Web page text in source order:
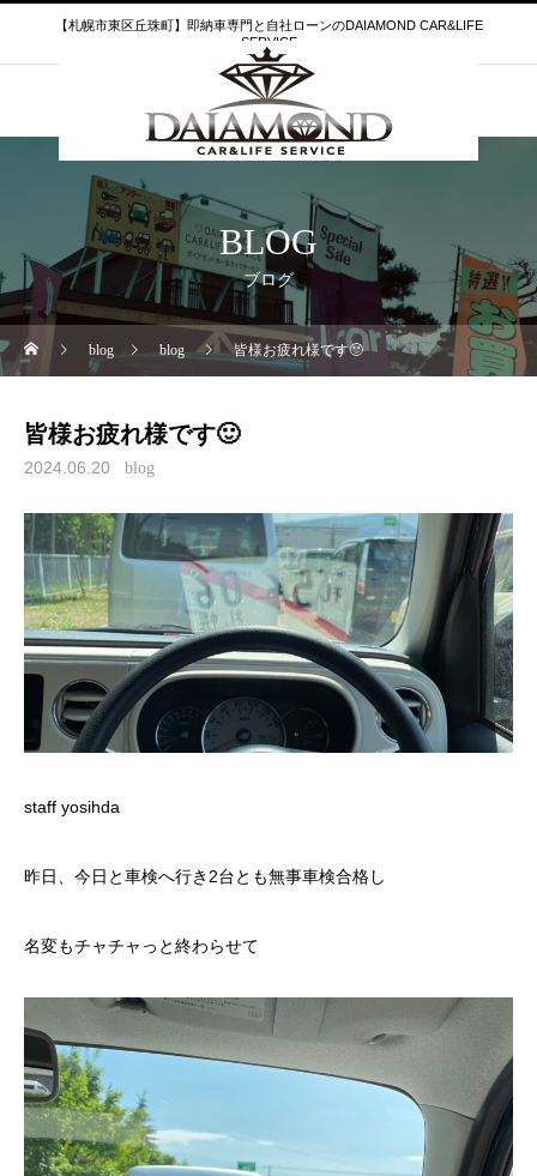
【札幌市東区丘珠町】即納車専門と自社ローンのDAIAMOND CAR&LIFE
SERVICE
BLOG
ブログ
blog blog 皆様お疲れ様です🙂
皆様お疲れ様です🙂
2024.06.20 blog
staff yosihda
昨日、今日と車検へ行き2台とも無事車検合格し
名変もチャチャっと終わらせて